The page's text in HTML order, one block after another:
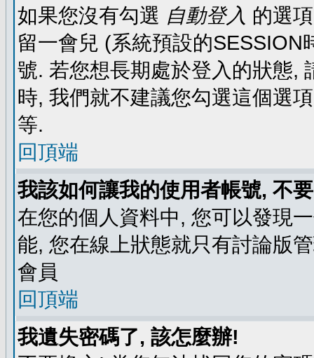
如果您沒有勾選 自動登入 的選
留一會兒 (系統預設的
號. 若您想長期處於登入的狀態,
時, 我們就不建議您勾選這個選
等.
回頂端
我該如何讓我的使用者帳號, 不
在您的個人資料中, 您可以發現
能, 您在線上狀態就只有討論版
會員
回頂端
我遺失密碼了, 該怎麼辦!